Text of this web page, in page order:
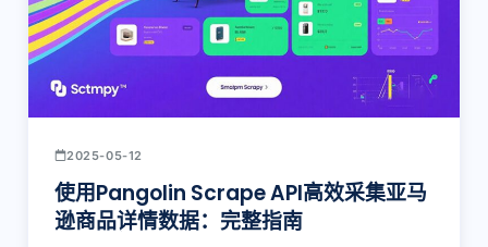
2025-05-12
使用Pangolin Scrape API高效采集亚马
逊商品详情数据：完整指南